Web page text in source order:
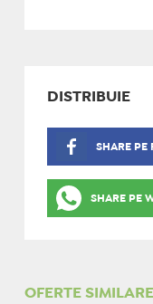
DISTRIBUIE
SHARE PE
SHARE PE
OFERTE SIMILARE